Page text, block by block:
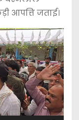
आपत्ति जताई।